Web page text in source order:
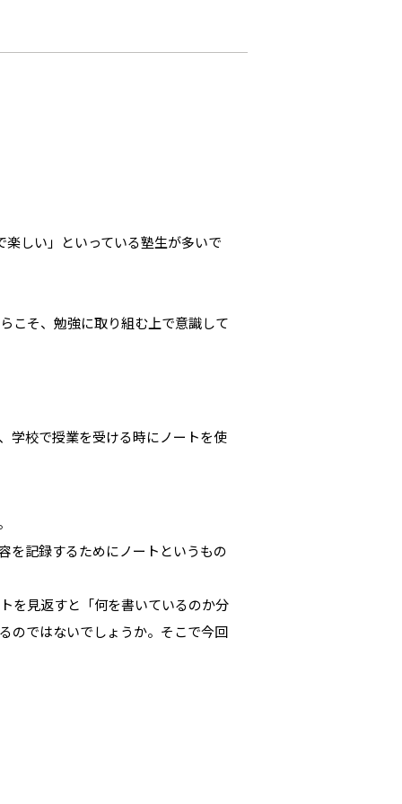
しい」といっている塾生が多いで
こそ、勉強に取り組む上で意識して
学校で授業を受ける時にノートを使
を記録するためにノートというもの
を見返すと「何を書いているのか分
のではないでしょうか。そこで今回